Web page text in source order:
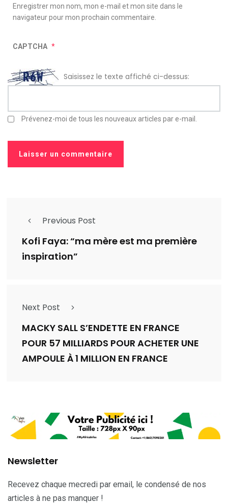
Enregistrer mon nom, mon e-mail et mon site dans le
navigateur pour mon prochain commentaire.
CAPTCHA *
Saisissez le texte affiché ci-dessus:
Prévenez-moi de tous les nouveaux articles par e-mail.
Previous Post
Kofi Faya: “ma mère est ma première
inspiration”
Next Post
MACKY SALL S’ENDETTE EN FRANCE
POUR 57 MILLIARDS POUR ACHETER UNE
AMPOULE À 1 MILLION EN FRANCE
Newsletter
Recevez chaque mecredi par email, le condensé de nos
articles à ne pas manquer !